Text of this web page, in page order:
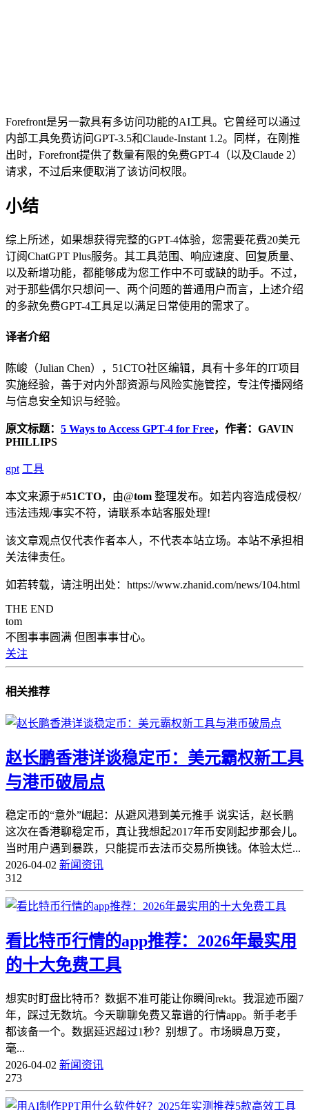
Forefront是另一款具有多访问功能的AI工具。它曾经可以通过
内部工具免费访问GPT-3.5和Claude-Instant 1.2。同样，在刚推
出时，Forefront提供了数量有限的免费GPT-4（以及Claude 2）
请求，不过后来便取消了该访问权限。
小结
综上所述，如果想获得完整的GPT-4体验，您需要花费20美元
订阅ChatGPT Plus服务。其工具范围、响应速度、回复质量、
以及新增功能，都能够成为您工作中不可或缺的助手。不过，
对于那些偶尔只想问一、两个问题的普通用户而言，上述介绍
的多款免费GPT-4工具足以满足日常使用的需求了。
译者介绍
陈峻（Julian Chen），51CTO社区编辑，具有十多年的IT项目
实施经验，善于对内外部资源与风险实施管控，专注传播网络
与信息安全知识与经验。
原文标题： 5 Ways to Access GPT-4 for Free，作者：GAVIN
PHILLIPS
gpt 工具
本文来源于#51CTO，由@tom 整理发布。如若内容造成侵权/
违法违规/事实不符，请联系本站客服处理!
该文章观点仅代表作者本人，不代表本站立场。本站不承担相
关法律责任。
如若转载，请注明出处：https://www.zhanid.com/news/104.html
THE END
tom
不图事事圆满 但图事事甘心。
关注
相关推荐
赵长鹏香港详谈稳定币：美元霸权新工具
与港币破局点
稳定币的“意外”崛起：从避风港到美元推手 说实话，赵长鹏
这次在香港聊稳定币，真让我想起2017年币安刚起步那会儿。
当时用户遇到暴跌，只能提币去法币交易所换钱。体验太烂...
2026-04-02 新闻资讯
312
看比特币行情的app推荐：2026年最实用
的十大免费工具
想实时盯盘比特币？数据不准可能让你瞬间rekt。我混迹币圈7
年，踩过无数坑。今天聊聊免费又靠谱的行情app。新手老手
都该备一个。数据延迟超过1秒？别想了。市场瞬息万变，
毫...
2026-04-02 新闻资讯
273